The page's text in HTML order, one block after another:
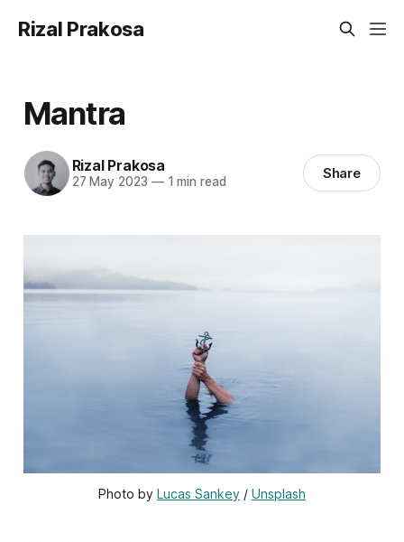
Rizal Prakosa
Mantra
Rizal Prakosa
27 May 2023 —1 min read Share
Photo by Lucas Sankey / Unsplash